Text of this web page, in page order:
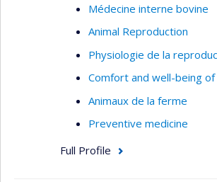
Médecine interne bovine
Animal Reproduction
Physiologie de la
Comfort and well-being
Animaux de la ferme
Preventive medicine
Full Profile